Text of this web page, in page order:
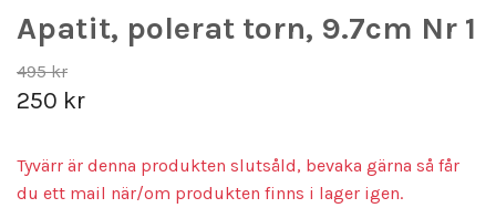
Apatit, polerat torn, 9.7cm Nr 1
495 kr
250 kr
Tyvärr är denna produkten slutsåld, bevaka gärna så får
du ett mail när/om produkten finns i lager igen.